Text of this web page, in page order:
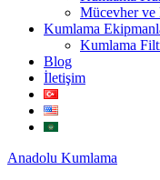
Mücevher ve
Kumlama
Kumlama
Blog
İletişim
Anadolu Kumlama